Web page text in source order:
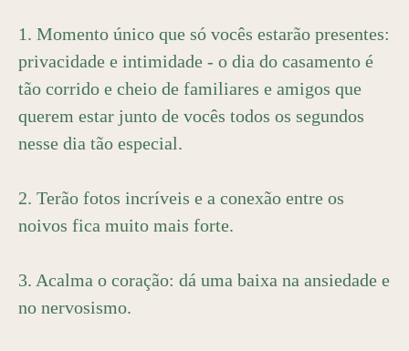
1. Momento único que só vocês estarão presentes:
privacidade e intimidade - o dia do casamento é
tão corrido e cheio de familiares e amigos que
querem estar junto de vocês todos os segundos
nesse dia tão especial.
2. Terão fotos incríveis e a conexão entre os
noivos fica muito mais forte.
3. Acalma o coração: dá uma baixa na ansiedade e
no nervosismo.